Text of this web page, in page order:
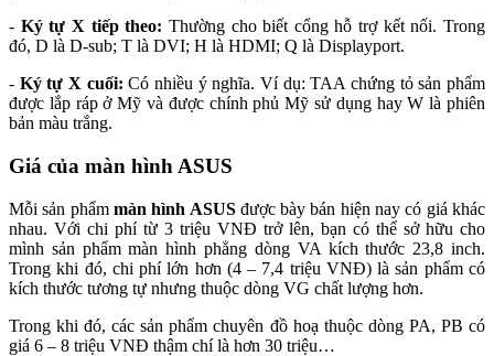
- Ký tự X tiếp theo: Thường cho biết cổng hỗ trợ kết nối. Trong
đó, D là D-sub; T là DVI; H là HDMI; Q là Displayport​.
- Ký tự X cuối: Có nhiều ý nghĩa. Ví dụ: TAA chứng tỏ sản phẩm
được lắp ráp ở Mỹ và được chính phủ Mỹ sử dụng hay W là phiên
bản màu trắng.
Giá của màn hình ASUS
Mỗi sản phẩm màn hình ASUSđược bày bán hiện nay có giá khác
nhau. Với chi phí từ 3 triệu VNĐ trở lên, bạn có thể sở hữu cho
mình sản phẩm màn hình phẳng dòng VA kích thước 23,8 inch.
Trong khi đó, chi phí lớn hơn (4 – 7,4 triệu VNĐ) là sản phẩm có
kích thước tương tự nhưng thuộc dòng VG chất lượng hơn.
Trong khi đó, các sản phẩm chuyên đồ hoạ thuộc dòng PA, PB có
giá 6 – 8 triệu VNĐ thậm chí là hơn 30 triệu…